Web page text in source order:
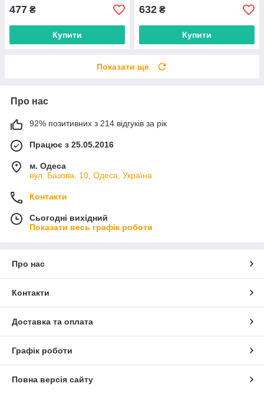
477 ₴
Купити
632 ₴
Купити
Показати ще
Про нас
92% позитивних з 214 відгуків за рік
Працює з 25.05.2016
м. Одеса
вул. Базова, 10, Одеса, Україна
Контакти
Сьогодні вихідний
Показати весь графік роботи
Про нас
Контакти
Доставка та оплата
Графік роботи
Повна версія сайту